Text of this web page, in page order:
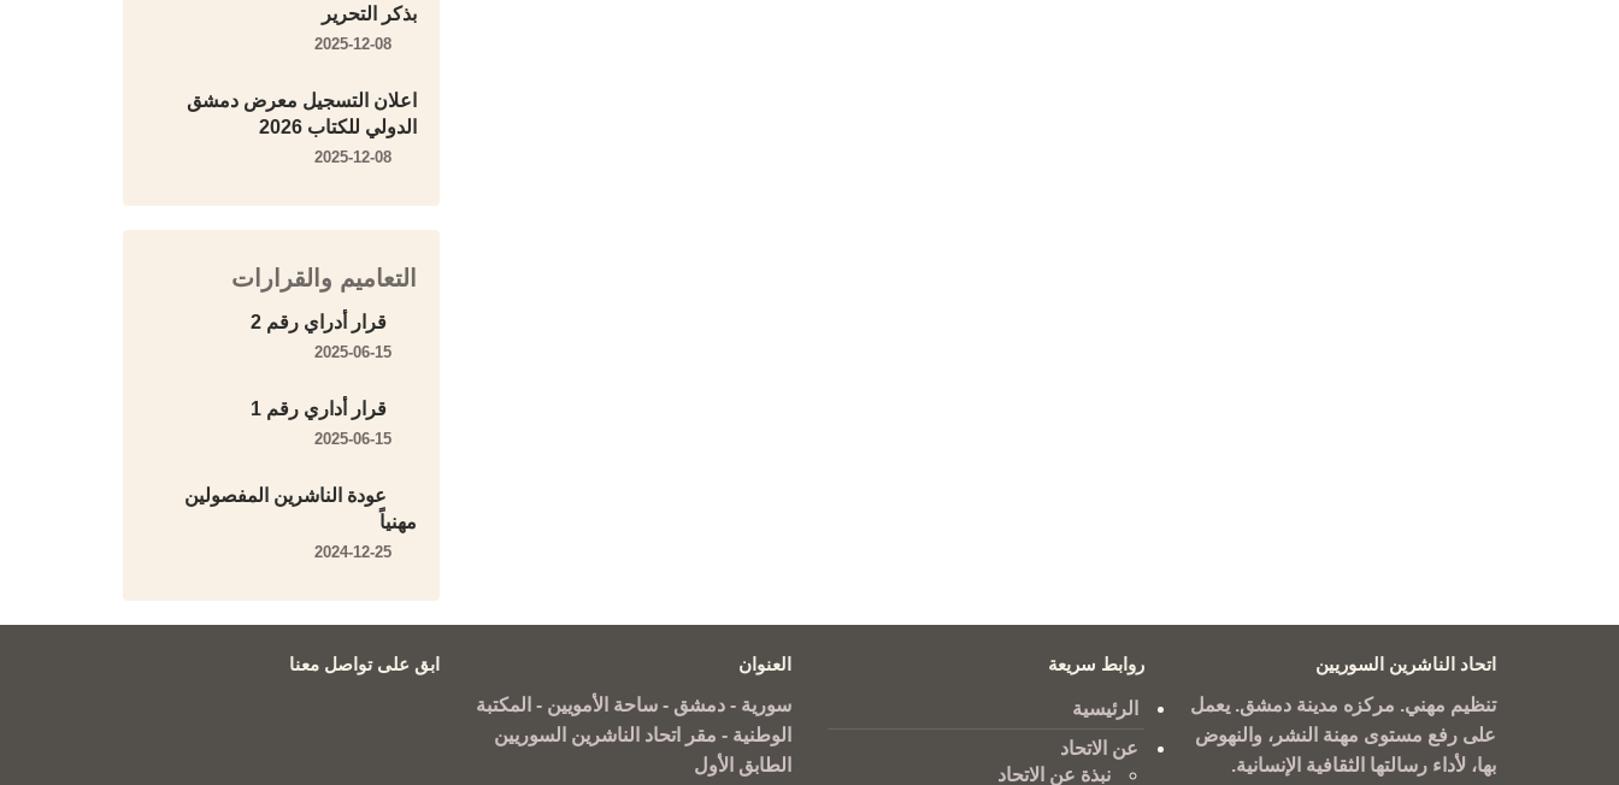
بذكر التحرير
اعلان التسجيل معرض دمشق
الدولي للكتاب 2026
التعاميم والقرارات
قرار أدراي رقم 2
قرار أداري رقم 1
عودة الناشرين المفصولين
مهنياً
اتحاد الناشرين السوريين
تنظيم مهني. مركزه مدينة دمشق. يعمل
على رفع مستوى مهنة النشر، والنهوض
بها، لأداء رسالتها الثقافية الإنسانية.
روابط سريعة
الرئيسية
عن الاتحاد
نبذة عن الاتحاد
العنوان
سورية - دمشق - ساحة الأمويين - المكتبة
الوطنية - مقر اتحاد الناشرين السوريين
الطابق الأول
ابق على تواصل معنا